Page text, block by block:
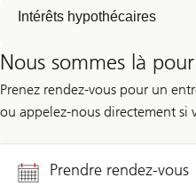
Intérêts hypothécaires
Nous sommes là
Prenez rendez-vous pour un
ou appelez-nous directement si
Prendre rendez-vous